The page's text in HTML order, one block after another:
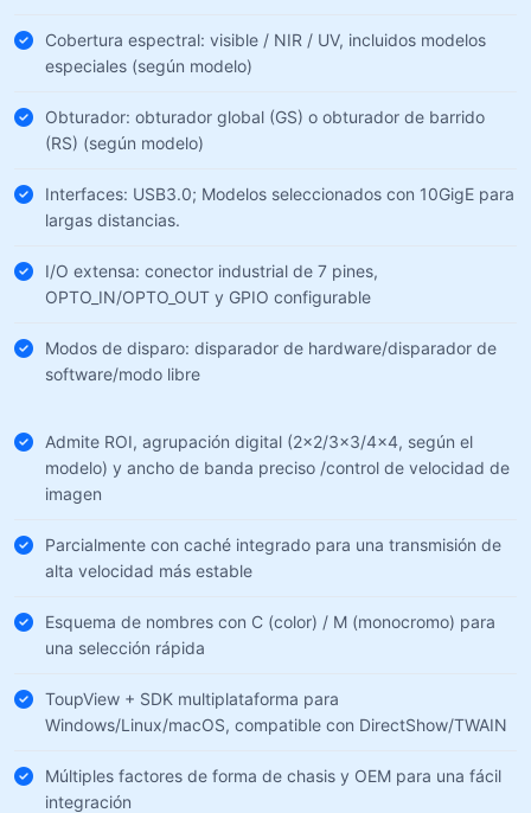
Cobertura espectral: visible / NIR / UV, incluidos modelos
especiales (según modelo)
Obturador: obturador global (GS) o obturador de barrido
(RS) (según modelo)
Interfaces: USB3.0; Modelos seleccionados con 10GigE para
largas distancias.
I/O extensa: conector industrial de 7 pines,
OPTO_IN/OPTO_OUT y GPIO configurable
Modos de disparo: disparador de hardware/disparador de
software/modo libre
Admite ROI, agrupación digital (2×2/3×3/4×4, según el
modelo) y ancho de banda preciso /control de velocidad de
imagen
Parcialmente con caché integrado para una transmisión de
alta velocidad más estable
Esquema de nombres con C (color) / M (monocromo) para
una selección rápida
ToupView + SDK multiplataforma para
Windows/Linux/macOS, compatible con DirectShow/TWAIN
Múltiples factores de forma de chasis y OEM para una fácil
integración